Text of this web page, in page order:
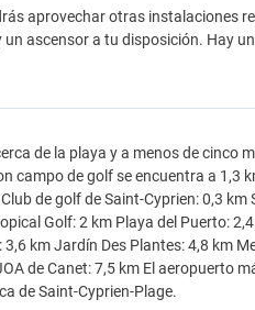
aprovechar otras instalaciones
ascensor a tu disposición. Hay un
de la playa y a menos de cinco
campo de golf se encuentra a 1,3
de golf de Saint-Cyprien: 0,3 km
Golf: 2 km Playa del Puerto:
km Jardín Des Plantes: 4,8 km
de Canet: 7,5 km El aeropuerto
de Saint-Cyprien-Plage.